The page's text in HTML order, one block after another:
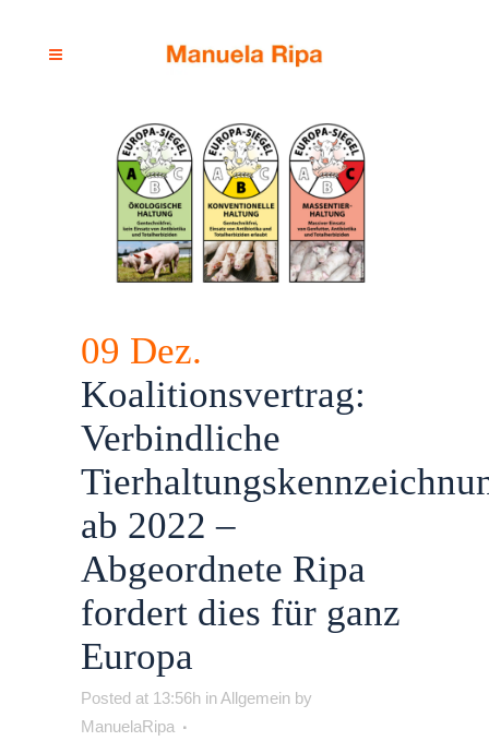
09 Dez.
Koalitionsvertrag:
Verbindliche
ab 2022 –
Abgeordnete Ripa
fordert dies für ganz
Europa
Posted at 13:56h inAllgemein by
ManuelaRipa